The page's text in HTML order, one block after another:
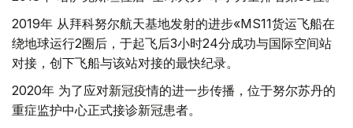
2019年 从拜科努尔航天基地发射的进步«MS11货运飞船在
绕地球运行2圈后，于起飞后3小时24分成功与国际空间站
对接，创下飞船与该站对接的最快纪录。
2020年 为了应对新冠疫情的进一步传播，位于努尔苏丹的
重症监护中心正式接诊新冠患者。